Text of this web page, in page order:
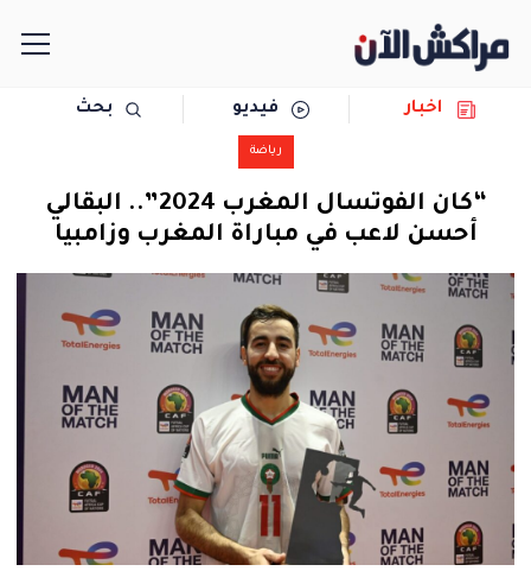
مجتمع
سياسة
رياضة
حوادث
دولية
المرأة
فنية
اخبار فيديو بحث
رياضة
“كان الفوتسال المغرب 2024”.. البقالي
أحسن لاعب في مباراة المغرب وزامبيا